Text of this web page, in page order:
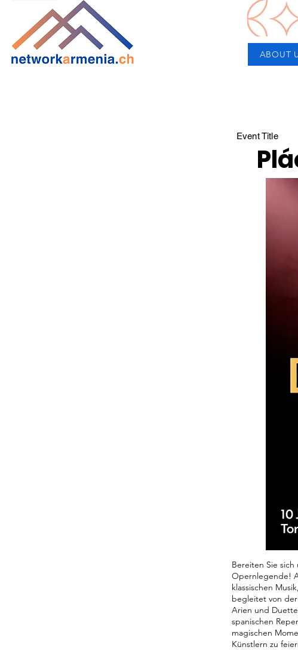
ABOUT
Event Title
Bereiten Sie
Opernlegende!
klassischen
begleitet von der
Arien und
spanischen
magischen
Künstlern zu